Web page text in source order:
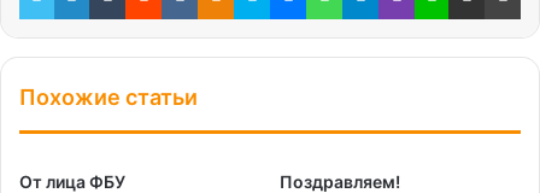
Похожие статьи
От лица ФБУ
Поздравляем!